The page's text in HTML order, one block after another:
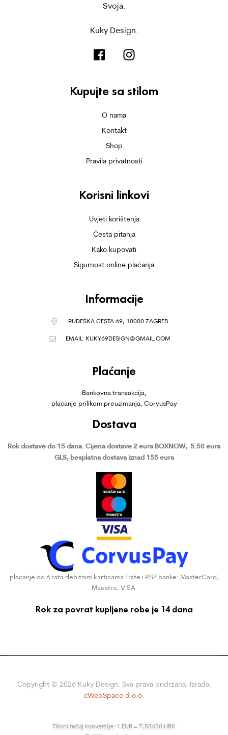
Svoja.
Kuky Design.
Kupujte sa stilom
O nama
Kontakt
Shop
Pravila privatnosti
Korisni linkovi
Uvjeti korištenja
Česta pitanja
Kako kupovati
Sigurnost online plaćanja
Informacije
RUDEŠKA CESTA 69, 10000 ZAGREB
EMAIL: KUKY69DESIGN@GMAIL.COM
Plaćanje
Bankovna transakcija,
plaćanje prilikom preuzimanja, CorvusPay
Dostava
Rok dostave do 15 dana. Cijena dostave 2 eura BOXNOW, 5.50 eura
GLS, besplatna dostava iznad 155 eura
plaćanje do 6 rata debitnim karticama Erste i PBZ banke: MasterCard,
Maestro, VISA
Rok za povrat kupljene robe je 14 dana
Copyright © 2026Kuky Design. Sva prava pridržana. Izrada:
cWebSpace d.o.o.
Fiksni tečaj konverzije: 1 EUR = 7,53450 HRK